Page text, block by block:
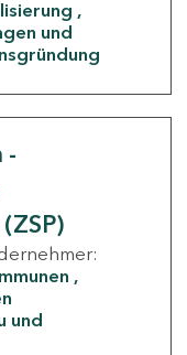
und
-
und